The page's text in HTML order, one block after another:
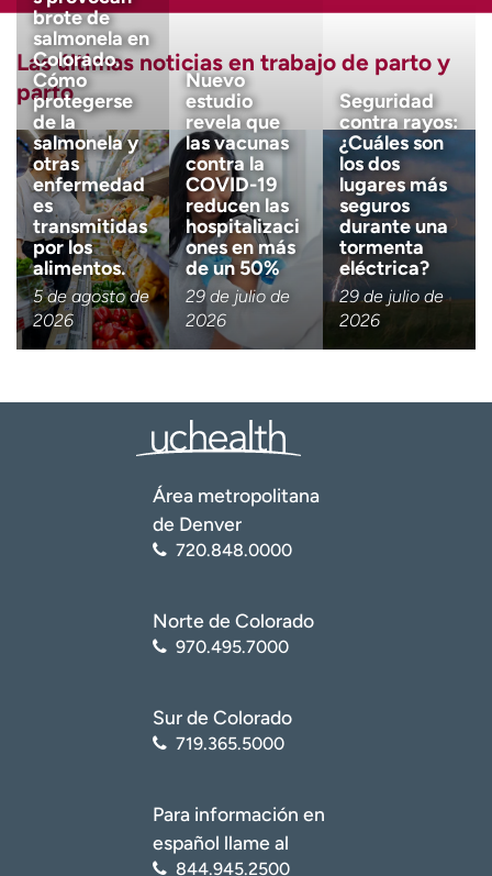
Las últimas noticias en trabajo de parto y
parto
brote de
salmonela en
Colorado.
Cómo
protegerse
de la
salmonela y
otras
enfermedad
es
transmitidas
por los
alimentos.
5 de agosto de
2026
Nuevo
estudio
revela que
las vacunas
contra la
COVID-19
reducen las
hospitalizaci
ones en más
de un 50%
29 de julio de
2026
Seguridad
contra rayos:
¿Cuáles son
los dos
lugares más
seguros
durante una
tormenta
eléctrica?
29 de julio de
2026
Área metropolitana
de Denver
720.848.0000
Norte de Colorado
970.495.7000
Sur de Colorado
719.365.5000
Para información en
español llame al
844.945.2500